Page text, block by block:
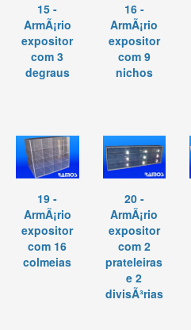
15 -
ArmÃ¡rio
expositor
com 3
degraus
16 -
ArmÃ¡rio
expositor
com 9
nichos
19 -
ArmÃ¡rio
expositor
com 16
colmeias
20 -
ArmÃ¡rio
expositor
com 2
prateleiras
e 2
divisÃ³rias